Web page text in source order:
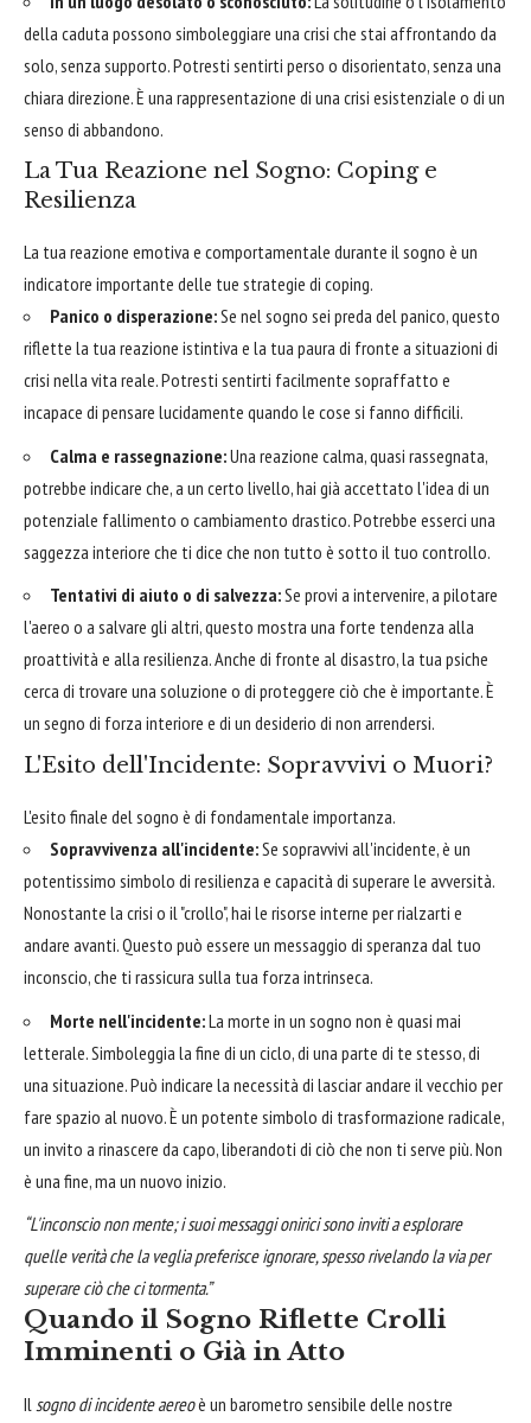
della caduta possono simboleggiare una crisi che stai affrontando da
solo, senza supporto. Potresti sentirti perso o disorientato, senza una
chiara direzione. È una rappresentazione di una crisi esistenziale o di un
senso di abbandono.
La Tua Reazione nel Sogno: Coping e
Resilienza
La tua reazione emotiva e comportamentale durante il sogno è un
indicatore importante delle tue strategie di coping.
Panico o disperazione:Se nel sogno sei preda del panico, questo
riflette la tua reazione istintiva e la tua paura di fronte a situazioni di
crisi nella vita reale. Potresti sentirti facilmente sopraffatto e
incapace di pensare lucidamente quando le cose si fanno difficili.
Calma e rassegnazione:Una reazione calma, quasi rassegnata,
potrebbe indicare che, a un certo livello, hai già accettato l'idea di un
potenziale fallimento o cambiamento drastico. Potrebbe esserci una
saggezza interiore che ti dice che non tutto è sotto il tuo controllo.
Tentativi di aiuto o di salvezza:Se provi a intervenire, a pilotare
l'aereo o a salvare gli altri, questo mostra una forte tendenza alla
proattività e alla resilienza. Anche di fronte al disastro, la tua psiche
cerca di trovare una soluzione o di proteggere ciò che è importante. È
un segno di forza interiore e di un desiderio di non arrendersi.
L'Esito dell'Incidente: Sopravvivi o Muori?
L'esito finale del sogno è di fondamentale importanza.
Sopravvivenza all'incidente:Se sopravvivi all'incidente, è un
potentissimo simbolo di resilienza e capacità di superare le avversità.
Nonostante la crisi o il "crollo", hai le risorse interne per rialzarti e
andare avanti. Questo può essere un messaggio di speranza dal tuo
inconscio, che ti rassicura sulla tua forza intrinseca.
Morte nell'incidente:La morte in un sogno non è quasi mai
letterale. Simboleggia la fine di un ciclo, di una parte di te stesso, di
una situazione. Può indicare la necessità di lasciar andare il vecchio per
fare spazio al nuovo. È un potente simbolo di trasformazione radicale,
un invito a rinascere da capo, liberandoti di ciò che non ti serve più. Non
è una fine, ma un nuovo inizio.
“L'inconscio non mente; i suoi messaggi onirici sono inviti a esplorare
quelle verità che la veglia preferisce ignorare, spesso rivelando la via per
superare ciò che ci tormenta.”
Quando il Sogno Riflette Crolli
Imminenti o Già in Atto
Ilsogno di incidente aereoè un barometro sensibile delle nostre